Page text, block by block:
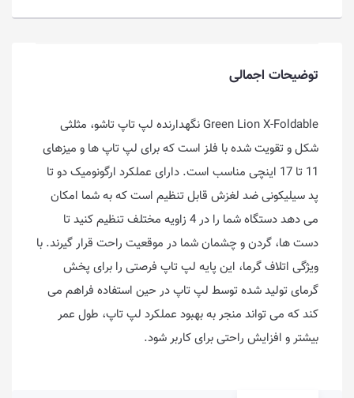
توضیحات اجمالی
Green Lion X-Foldable نگهدارنده لپ تاپ تاشو، مثلثی
شکل و تقویت شده با فلز است که برای لپ تاپ ها و میزهای
11 تا 17 اینچی مناسب است. دارای عملکرد ارگونومیک دو تا
پد سیلیکونی ضد لغزش قابل تنظیم است که به شما امکان
می دهد دستگاه شما را در 4 زاویه مختلف تنظیم کنید تا
دست ها، گردن و چشمان شما در موقعیت راحت قرار گیرند. با
ویژگی اتلاف گرما، این پایه لپ تاپ فرصتی را برای پخش
گرمای تولید شده توسط لپ تاپ در حین استفاده فراهم می
کند که می تواند منجر به بهبود عملکرد لپ تاپ، طول عمر
بیشتر و افزایش راحتی برای کاربر شود.